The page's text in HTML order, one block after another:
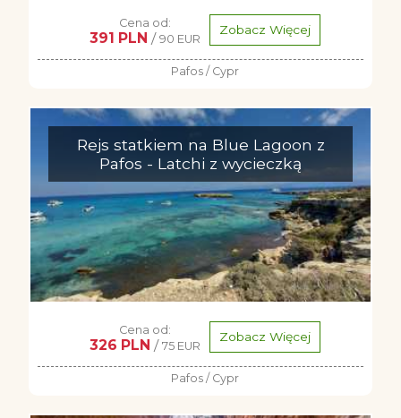
Cena od:
391 PLN / 90 EUR
Zobacz Więcej
Pafos / Cypr
Rejs statkiem na Blue Lagoon z
Pafos - Latchi z wycieczką
Cena od:
326 PLN / 75 EUR
Zobacz Więcej
Pafos / Cypr